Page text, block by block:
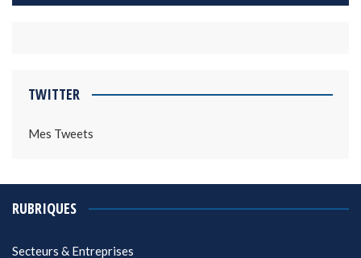
TWITTER
Mes Tweets
RUBRIQUES
Secteurs & Entreprises